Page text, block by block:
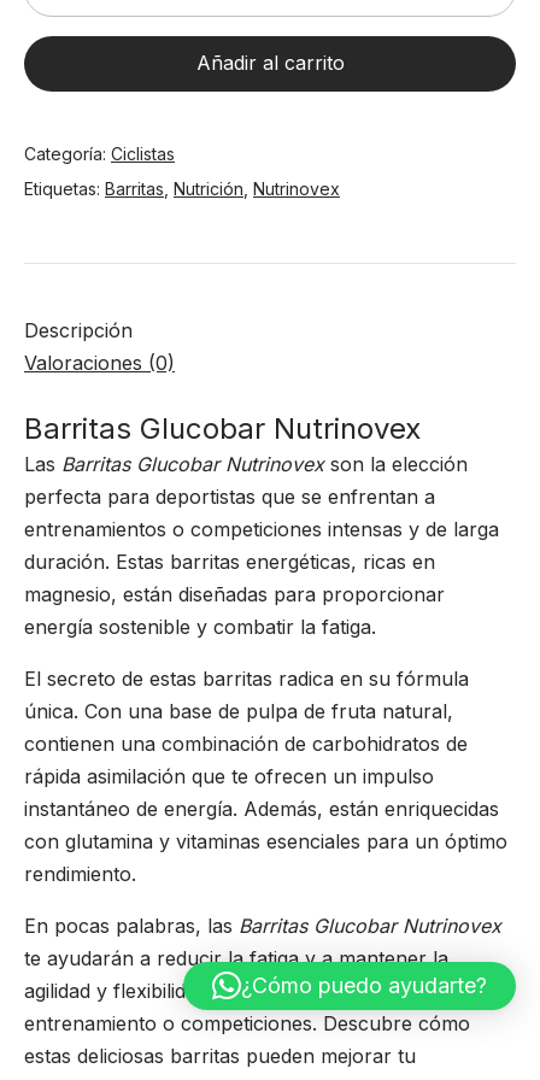
Glucobar
Nutrinovex
Platano
Añadir al carrito
Categoría: Ciclistas
Etiquetas: Barritas Nutrición Nutrinovex
Descripción
Valoraciones (0)
Barritas Glucobar Nutrinovex
Las Barritas Glucobar Nutrinovex son la elección
perfecta para deportistas que se enfrentan a
entrenamientos o competiciones intensas y de larga
duración. Estas barritas energéticas, ricas en
magnesio, están diseñadas para proporcionar
energía sostenible y combatir la fatiga.
El secreto de estas barritas radica en su fórmula
única. Con una base de pulpa de fruta natural,
contienen una combinación de carbohidratos de
rápida asimilación que te ofrecen un impulso
instantáneo de energía. Además, están enriquecidas
con glutamina y vitaminas esenciales para un óptimo
rendimiento.
En pocas palabras, las Barritas Glucobar Nutrinovex
te ayudarán a reducir la fatiga y a mantener la
agilidad y flexibilidad durante tus sesiones de
entrenamiento o competiciones. Descubre cómo
estas deliciosas barritas pueden mejorar tu
¿Cómo puedo ayudarte?